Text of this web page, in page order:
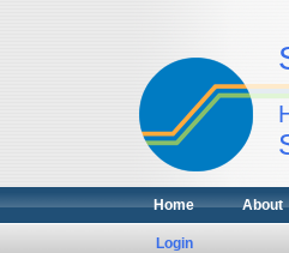
Home About
Login